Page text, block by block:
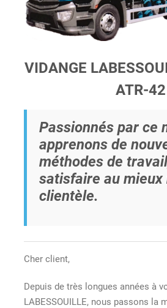
VIDANGE
ATR-42
Passionnés par ce
apprenons de
méthodes de
satisfaire au mieux
clientèle.
Cher client,
Depuis de très longues années à
LABESSOUILLE, nous passons la